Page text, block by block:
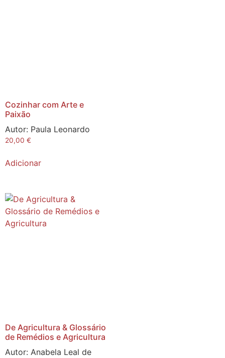
Cozinhar com Arte e
Paixão
Autor: Paula Leonardo
20,00 €
Adicionar
De Agricultura & Glossário
de Remédios e Agricultura
Autor: Anabela Leal de